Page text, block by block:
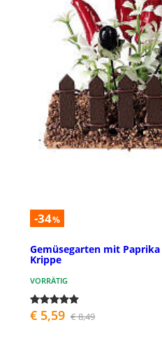
-34%
Gemüsegarten mit
Krippe
VORRÄTIG
€ 5,59 € 8,49